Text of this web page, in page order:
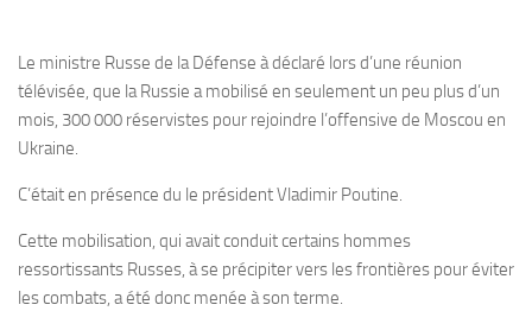
Le ministre Russe de la Défense à déclaré lors d’une réunion
télévisée, que la Russie a mobilisé en seulement un peu plus d’un
mois, 300 000 réservistes pour rejoindre l’offensive de Moscou en
Ukraine.
C’était en présence du le président Vladimir Poutine.
Cette mobilisation, qui avait conduit certains hommes
ressortissants Russes, à se précipiter vers les frontières pour éviter
les combats, a été donc menée à son terme.